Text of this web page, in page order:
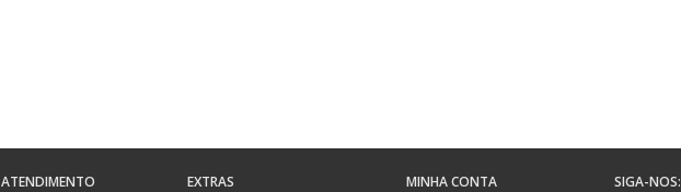
ATENDIMENTO EXTRAS MINHA CONTA SIGA-NOS: